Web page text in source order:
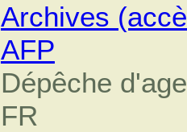
Archives
AFP
Dépêche
FR